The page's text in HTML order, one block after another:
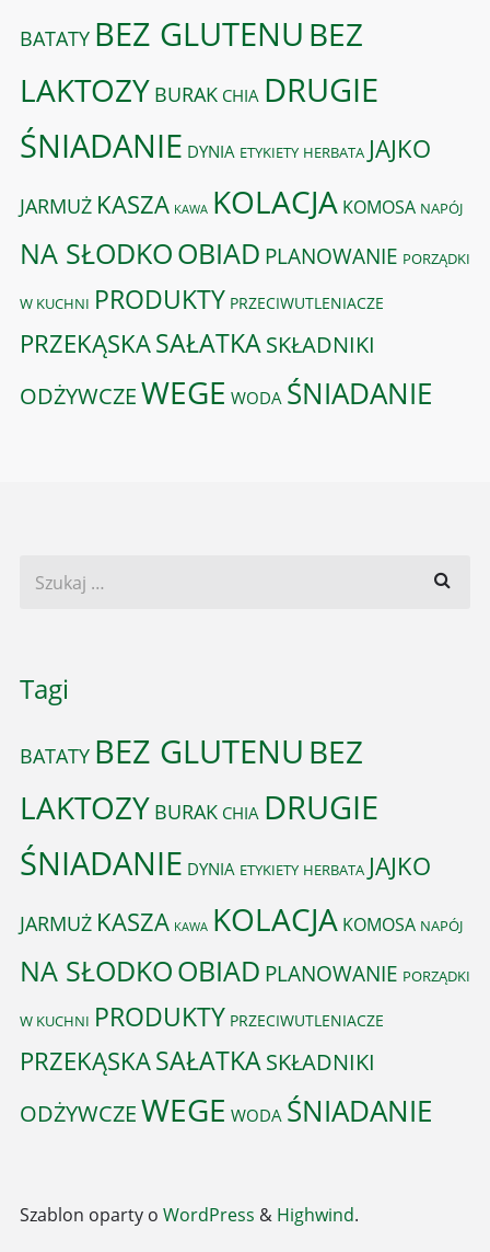
BATATY BEZ GLUTENU BEZ
LAKTOZY BURAK CHIA DRUGIE
ŚNIADANIE DYNIA ETYKIETY HERBATA JAJKO
JARMUŻ KASZA KAWA KOLACJA KOMOSA NAPÓJ
NA SŁODKOOBIAD PLANOWANIE PORZĄDKI
W KUCHNI PRODUKTY PRZECIWUTLENIACZE
PRZEKĄSKASAŁATKASKŁADNIKI
ODŻYWCZEWEGE WODA ŚNIADANIE
Tagi
BATATY BEZ GLUTENU BEZ
LAKTOZY BURAK CHIA DRUGIE
ŚNIADANIE DYNIA ETYKIETY HERBATA JAJKO
JARMUŻ KASZA KAWA KOLACJA KOMOSA NAPÓJ
NA SŁODKOOBIAD PLANOWANIE PORZĄDKI
W KUCHNI PRODUKTY PRZECIWUTLENIACZE
PRZEKĄSKASAŁATKASKŁADNIKI
ODŻYWCZEWEGE WODA ŚNIADANIE
Szablon oparty o WordPress & Highwind.